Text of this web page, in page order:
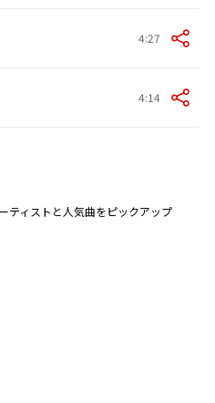
4:27
4:14
ティストと人気曲をピックアップ